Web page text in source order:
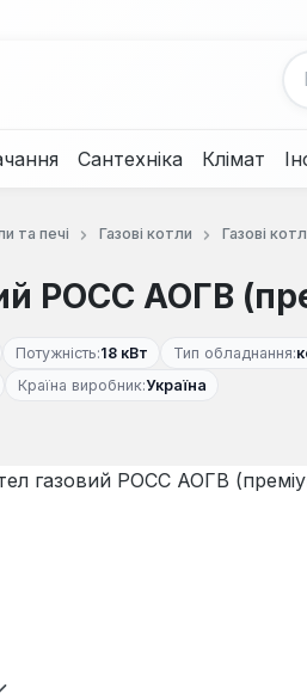
Сантехніка Клімат
та печі Газові котли Газові
РОСС АОГВ
Потужність:18 кВт Тип обладнання:
Країна виробник:Україна